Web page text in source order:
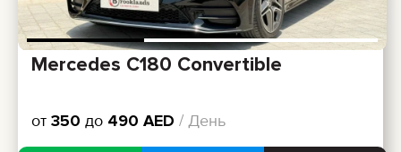
Mercedes C180 Convertible
от 350 до 490 AED / День